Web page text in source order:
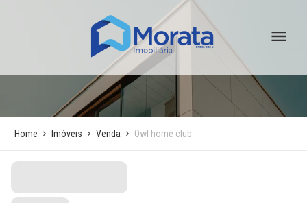
Home Imóveis Venda Owl home club